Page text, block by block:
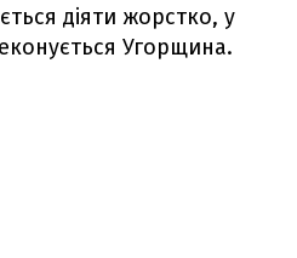
діяти жорстко, у
Угорщина.